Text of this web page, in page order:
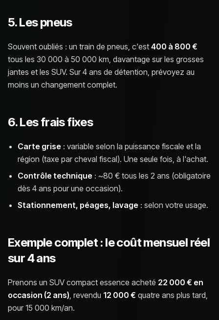
5. Les pneus
Souvent oubliés : un train de pneus, c'est 400 à 800 €
tous les 30 000 à 50 000 km, davantage sur les grosses
jantes et les SUV. Sur 4 ans de détention, prévoyez au
moins un changement complet.
6. Les frais fixes
Carte grise : variable selon la puissance fiscale et la
région (taxe par cheval fiscal). Une seule fois, à l'achat.
Contrôle technique : ~80 € tous les 2 ans (obligatoire
dès 4 ans pour une occasion).
Stationnement, péages, lavage : selon votre usage.
Exemple complet : le coût mensuel réel
sur 4 ans
Prenons un SUV compact essence acheté 22 000 € en
occasion (2 ans), revendu 12 000 € quatre ans plus tard,
pour 15 000 km/an.